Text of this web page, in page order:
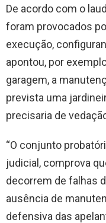
De acordo com o
foram provocados
execução,
apontou, por
garagem, a
prevista uma
precisaria de
“O conjunto
judicial, comprova
decorrem de falhas
ausência de
defensiva das